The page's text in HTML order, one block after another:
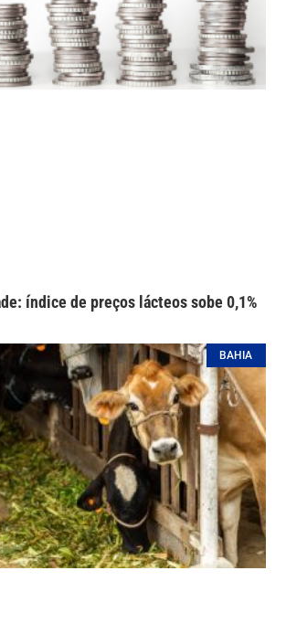
índice de preços lácteos sobe 0,1%
BAHIA